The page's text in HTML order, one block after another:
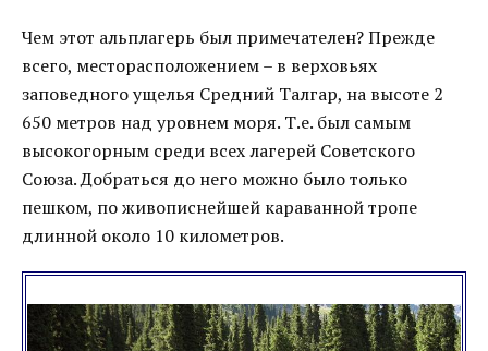
Чем этот альплагерь был примечателен? Прежде
всего, месторасположением – в верховьях
заповедного ущелья Средний Талгар, на высоте 2
650 метров над уровнем моря. Т.е. был самым
высокогорным среди всех лагерей Советского
Союза. Добраться до него можно было только
пешком, по живописнейшей караванной тропе
длинной около 10 километров.